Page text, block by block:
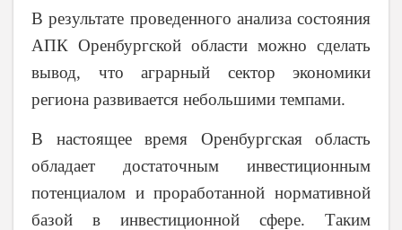
В результате проведенного анализа состояния
АПК Оренбургской области можно сделать
вывод, что аграрный сектор экономики
региона развивается небольшими темпами.
В настоящее время Оренбургская область
обладает достаточным инвестиционным
потенциалом и проработанной нормативной
базой в инвестиционной сфере. Таким